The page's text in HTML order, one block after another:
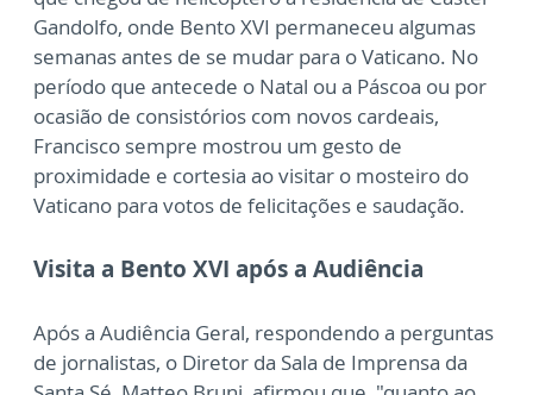
Gandolfo, onde Bento XVI permaneceu algumas
semanas antes de se mudar para o Vaticano. No
período que antecede o Natal ou a Páscoa ou por
ocasião de consistórios com novos cardeais,
Francisco sempre mostrou um gesto de
proximidade e cortesia ao visitar o mosteiro do
Vaticano para votos de felicitações e saudação.
Visita a Bento XVI após a Audiência
Após a Audiência Geral, respondendo a perguntas
de jornalistas, o Diretor da Sala de Imprensa da